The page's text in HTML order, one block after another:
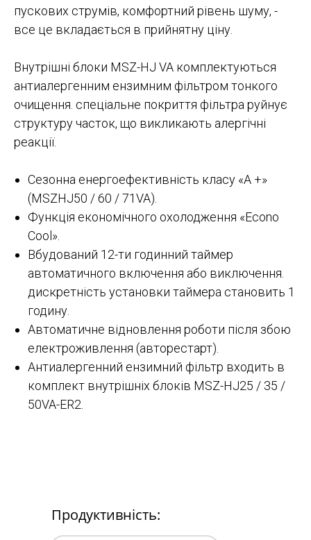
пускових струмів, комфортний рівень шуму, -
все це вкладається в прийнятну ціну.
Внутрішні блоки MSZ-HJ VA комплектуються
антиалергенним ензимним фільтром тонкого
очищення. спеціальне покриття фільтра руйнує
структуру часток, що викликають алергічні
реакції.
Сезонна енергоефективність класу «А +»
(MSZHJ50 / 60 / 71VA).
Функція економічного охолодження «Econo
Cool».
Вбудований 12-ти годинний таймер
автоматичного включення або виключення.
дискретність установки таймера становить 1
годину.
Автоматичне відновлення роботи після збою
електроживлення (авторестарт).
Антиалергенний ензимний фільтр входить в
комплект внутрішніх блоків MSZ-HJ25 / 35 /
50VA-ER2.
Продуктивність: